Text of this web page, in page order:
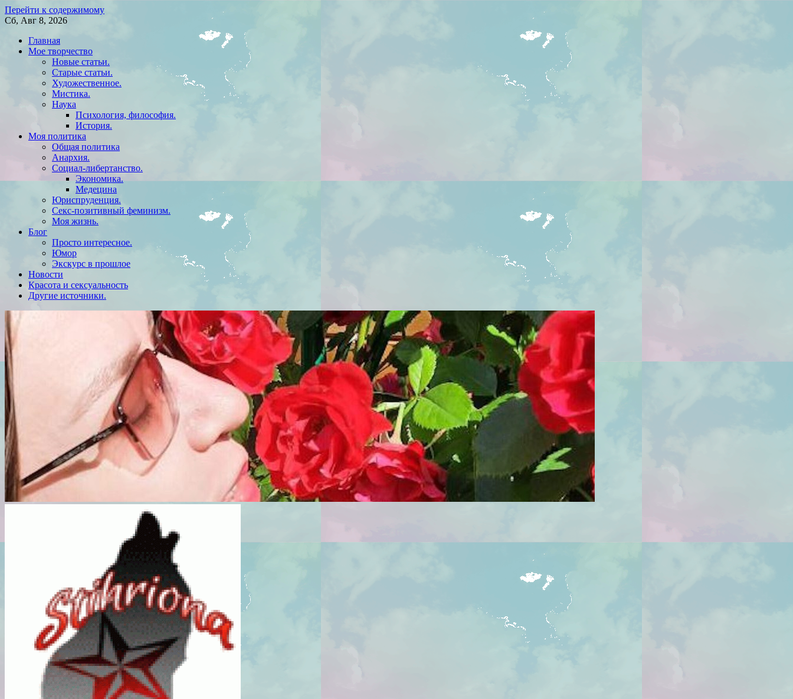
Перейти к содержимому
Сб, Авг 8, 2026
Главная
Мое творчество
Новые статьи.
Старые статьи.
Художественное.
Мистика.
Наука
Психология, философия.
История.
Моя политика
Общая политика
Анархия.
Социал-либертанство.
Экономика.
Медецина
Юриспруденция.
Секс-позитивный феминизм.
Моя жизнь.
Блог
Просто интересное.
Юмор
Экскурс в прошлое
Новости
Красота и сексуальность
Другие источники.